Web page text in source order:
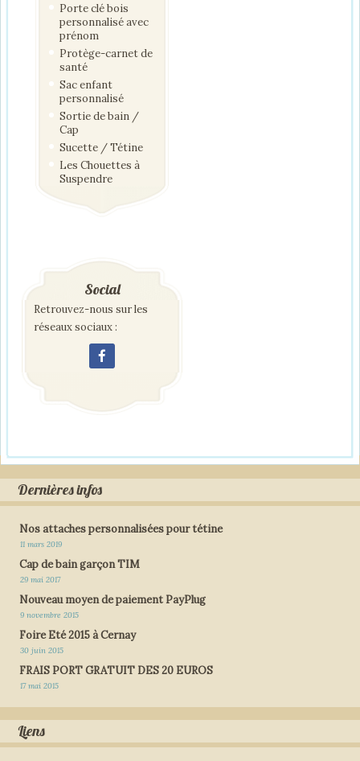
Porte clé bois
personnalisé avec
prénom
Protège-carnet de
santé
Sac enfant
personnalisé
Sortie de bain /
Cap
Sucette / Tétine
Les Chouettes à
Suspendre
Social
Retrouvez-nous sur les
réseaux sociaux :
Dernières infos
Nos attaches personnalisées pour tétine
11 mars 2019
Cap de bain garçon TIM
29 mai 2017
Nouveau moyen de paiement PayPlug
9 novembre 2015
Foire Eté 2015 à Cernay
30 juin 2015
FRAIS PORT GRATUIT DES 20 EUROS
17 mai 2015
Liens